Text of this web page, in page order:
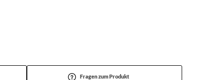
Fragen zum Produkt